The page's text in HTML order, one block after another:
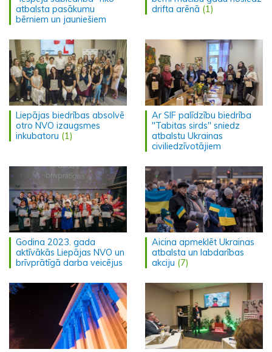
atbalsta pasākumu
bērniem un jauniešiem
drifta arēnā (1)
Liepājas biedrības absolvē
otro NVO izaugsmes
inkubatoru (1)
Ar SIF palīdzību biedrība
"Tabitas sirds" sniedz
atbalstu Ukrainas
civiliedzīvotājiem
Godina 2023. gada
aktīvākās Liepājas NVO un
brīvprātīgā darba veicējus
Aicina apmeklēt Ukrainas
atbalsta un labdarības
akciju (7)